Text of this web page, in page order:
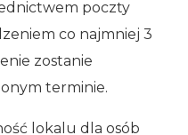
poczty
co najmniej 3
zostanie
terminie.
lokalu dla osób